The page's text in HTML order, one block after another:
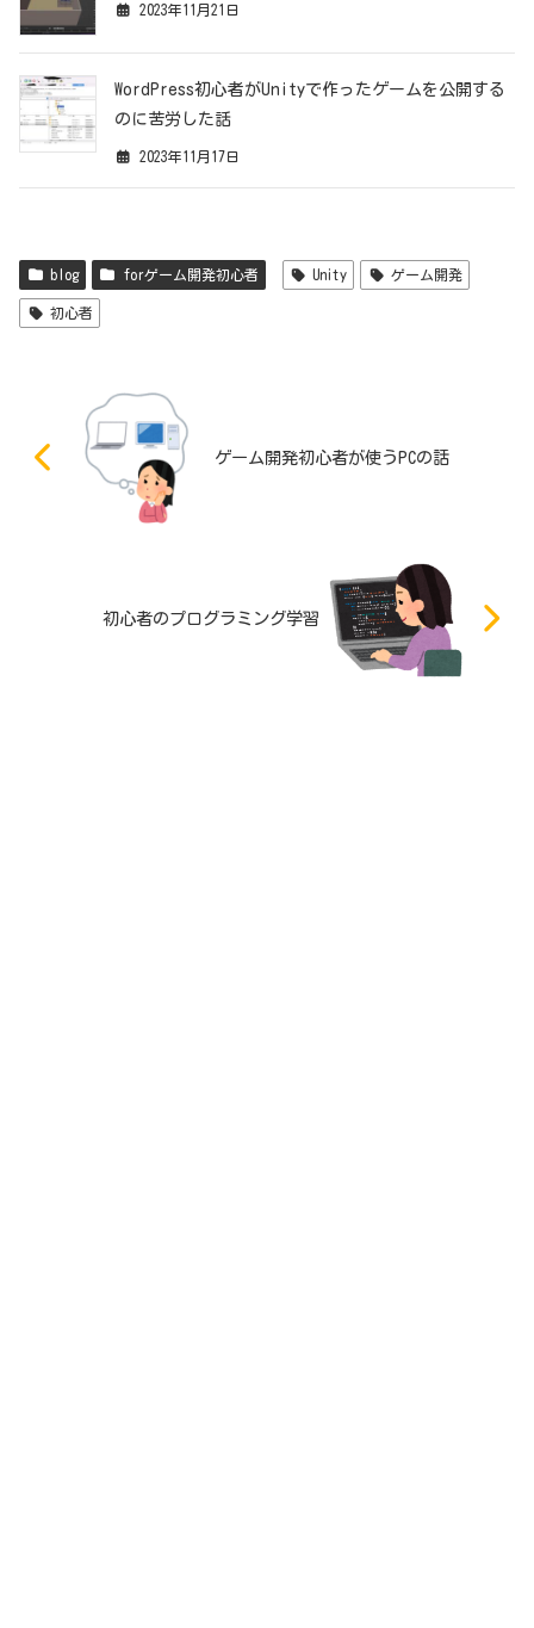
2023年11月21日
WordPress初心者がUnityで作ったゲームを公開する
のに苦労した話
2023年11月17日
blog forゲーム開発初心者 Unity ゲーム開発
初心者
ゲーム開発初心者が使うPCの話
初心者のプログラミング学習